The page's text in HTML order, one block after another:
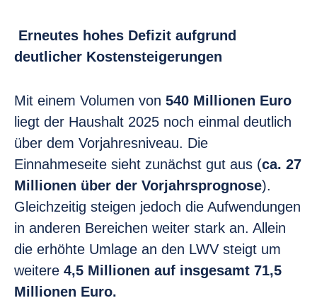
Erneutes hohes Defizit aufgrund
deutlicher Kostensteigerungen
Mit einem Volumen von 540 Millionen Euro
liegt der Haushalt 2025 noch einmal deutlich
über dem Vorjahresniveau. Die
Einnahmeseite sieht zunächst gut aus (ca. 27
Millionen über der Vorjahrsprognose).
Gleichzeitig steigen jedoch die Aufwendungen
in anderen Bereichen weiter stark an. Allein
die erhöhte Umlage an den LWV steigt um
weitere 4,5 Millionen auf insgesamt 71,5
Millionen Euro.